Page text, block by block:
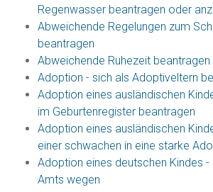
Regenwasser beantragen oder
Abweichende Regelungen zum
beantragen
Abweichende Ruhezeit beantragen
Adoption - sich als Adoptiveltern
Adoption eines ausländischen
im Geburtenregister beantragen
Adoption eines ausländischen
einer schwachen in eine starke
Adoption eines deutschen Kindes -
Amts wegen